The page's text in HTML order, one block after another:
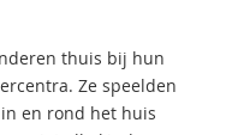
thuis bij hun
Ze speelden
en rond het huis